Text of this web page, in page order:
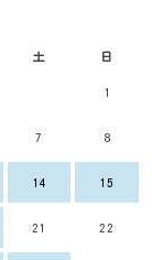
土 日
1
7 8
14 15
21 22